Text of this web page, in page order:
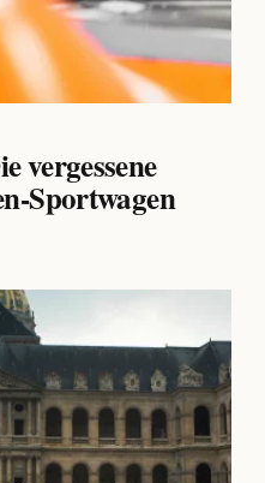
vergessene
Sportwagen